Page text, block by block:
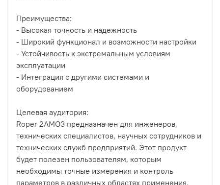
Преимущества:
- Высокая точность и надежность
- Широкий функционал и возможности настройки
- Устойчивость к экстремальным условиям
эксплуатации
- Интеграция с другими системами и
оборудованием
Целевая аудитория:
Roper 2AMO3 предназначен для инженеров,
технических специалистов, научных сотрудников и
технических служб предприятий. Этот продукт
будет полезен пользователям, которым
необходимы точные измерения и контроль
параметров в различных областях применения.